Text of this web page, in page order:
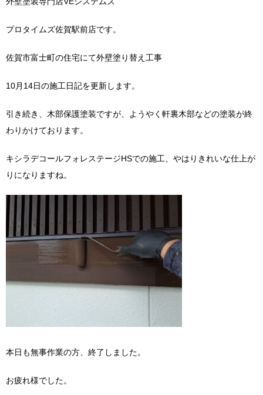
プロタイムズ佐賀駅前店です。
佐賀市富士町の住宅にて外壁塗り替え工事
10月14日の施工日記を更新します。
引き続き、木部保護塗装ですが、ようやく軒裏木部などの塗装が終
わりかけております。
キシラデコールフォレステージHSでの施工、やはりきれいな仕上が
りになりますね。
本日も無事作業の方、終了しました。
お疲れ様でした。